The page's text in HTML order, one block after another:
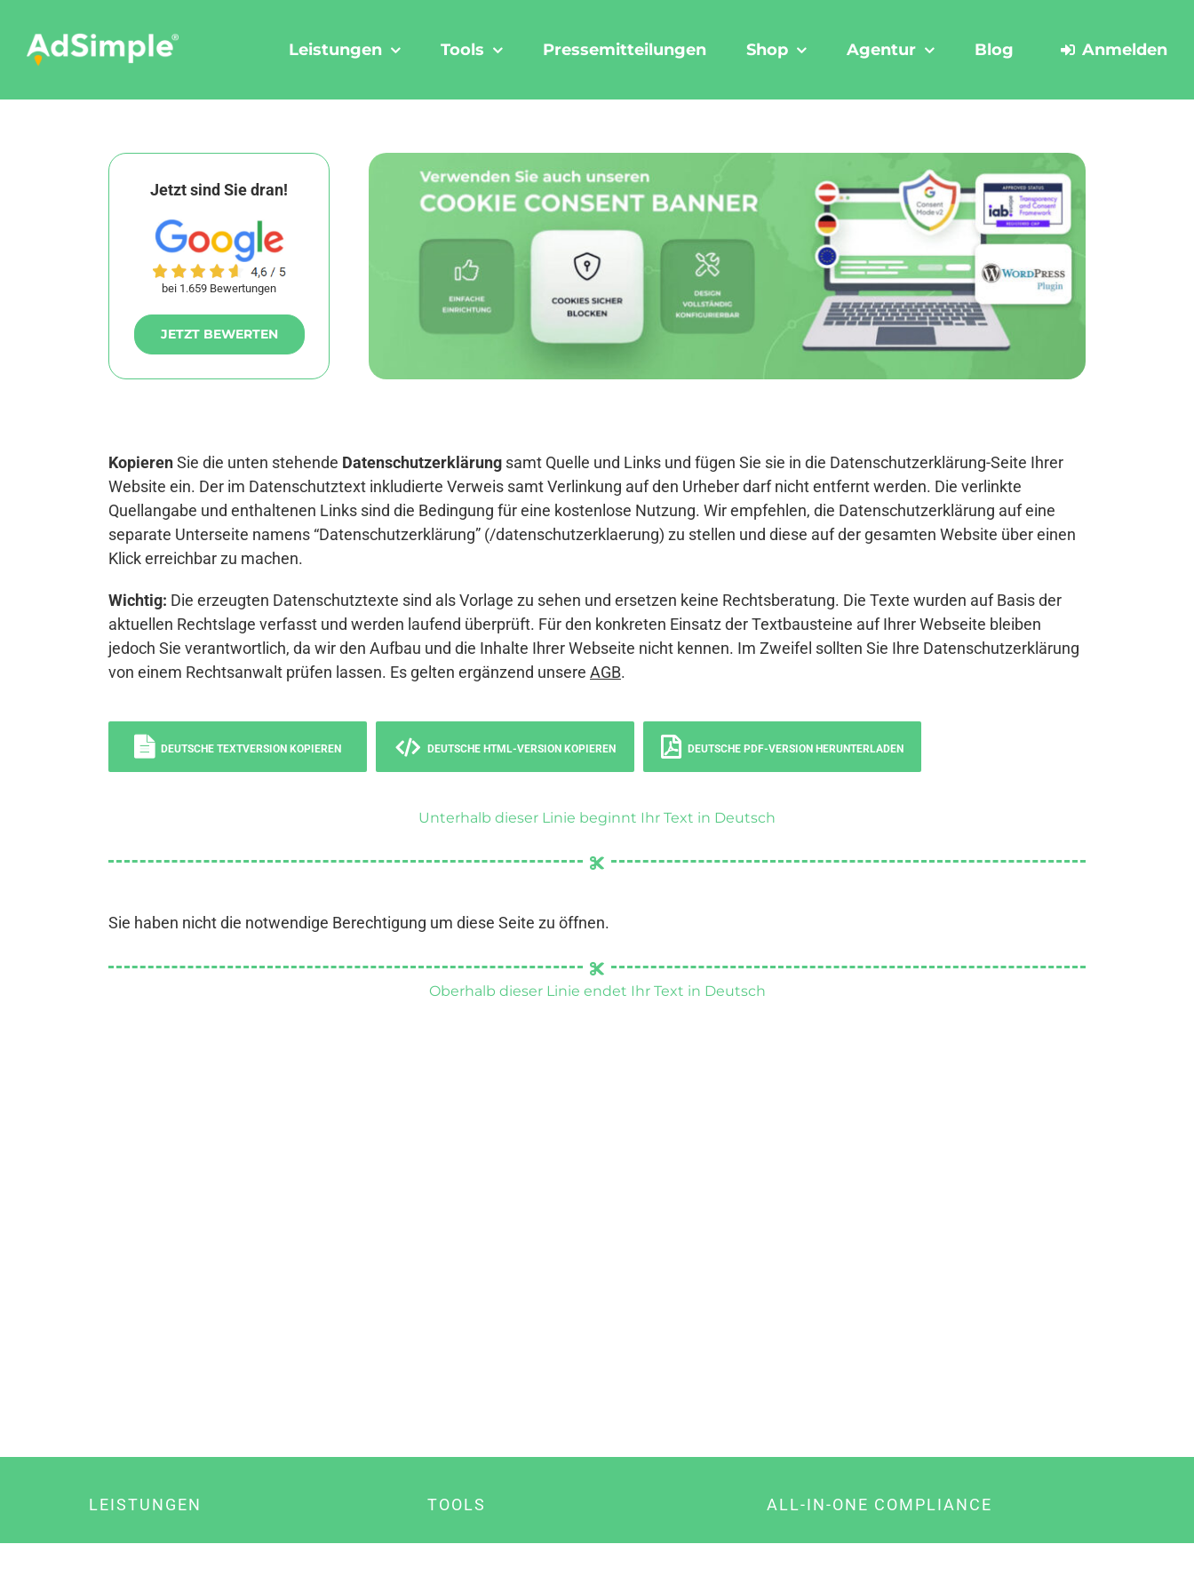
content
Leistungen Tools Pressemitteilungen Shop Agentur Blog Anmelden
Jetzt sind Sie dran!
bei 1.659 Bewertungen
JETZT BEWERTEN
KopierenSie die unten stehende Datenschutzerklärung samt Quelle und Links und fügen Sie sie in die Datenschutzerklärung-Seite Ihrer
Website ein. Der im Datenschutztext inkludierte Verweis samt Verlinkung auf den Urheber darf nicht entfernt werden. Die verlinkte
Quellangabe und enthaltenen Links sind die Bedingung für eine kostenlose Nutzung. Wir empfehlen, die Datenschutzerklärung auf eine
separate Unterseite namens “Datenschutzerklärung” (/datenschutzerklaerung) zu stellen und diese auf der gesamten Website über einen
Klick erreichbar zu machen.
Wichtig: Die erzeugten Datenschutztexte sind als Vorlage zu sehen und ersetzen keine Rechtsberatung. Die Texte wurden auf Basis der
aktuellen Rechtslage verfasst und werden laufend überprüft. Für den konkreten Einsatz der Textbausteine auf Ihrer Webseite bleiben
jedoch Sie verantwortlich, da wir den Aufbau und die Inhalte Ihrer Webseite nicht kennen. Im Zweifel sollten Sie Ihre Datenschutzerklärung
von einem Rechtsanwalt prüfen lassen. Es gelten ergänzend unsere AGB.
DEUTSCHE TEXTVERSION KOPIEREN DEUTSCHE HTML-VERSION KOPIEREN DEUTSCHE PDF-VERSION HERUNTERLADEN
Unterhalb dieser Linie beginnt Ihr Text in Deutsch
Sie haben nicht die notwendige Berechtigung um diese Seite zu öffnen.
Oberhalb dieser Linie endet Ihr Text in Deutsch
LEISTUNGEN TOOLS ALL-IN-ONE COMPLIANCE